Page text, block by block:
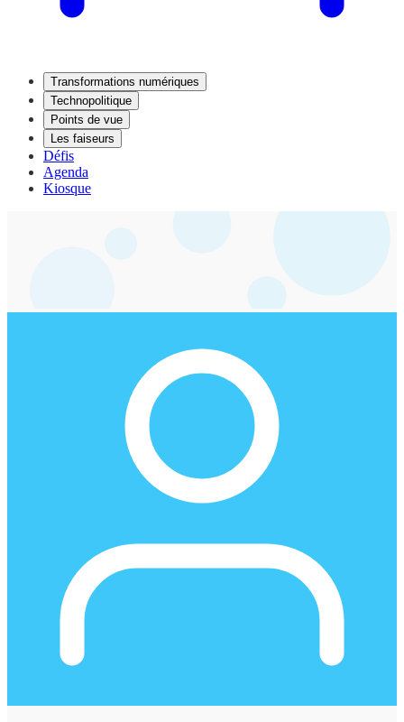
Transformations numériques
Technopolitique
Points de vue
Les faiseurs
Défis
Agenda
Kiosque